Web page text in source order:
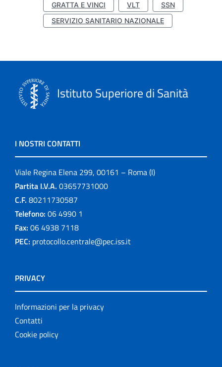
GRATTA E VINCI
VLT
SSN
SERVIZIO SANITARIO NAZIONALE
Istituto Superiore di Sanità
I NOSTRI CONTATTI
Viale Regina Elena 299, 00161 – Roma (I)
Partita I.V.A. 03657731000
C.F. 80211730587
Telefono: 06 4990 1
Fax: 06 4938 7118
PEC: protocollo.centrale@pec.iss.it
PRIVACY
Informazioni per la privacy
Contatti
Cookie policy